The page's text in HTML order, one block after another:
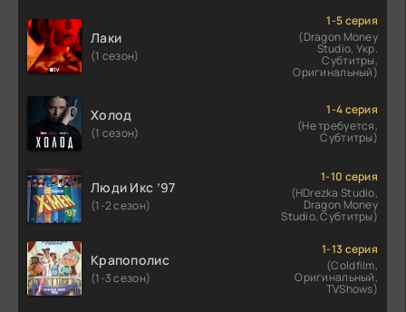
Лаки
(1 сезон)
1-5 серия
(Dragon Money
Studio, Укр.
Субтитры,
Оригинальный)
Холод
(1 сезон)
1-4 серия
(Не требуется,
Субтитры)
Люди Икс ’97
(1-2 сезон)
1-10 серия
(HDrezka Studio,
Dragon Money
Studio, Субтитры)
Крапополис
(1-3 сезон)
1-13 серия
(Coldfilm,
Оригинальный,
TVShows)